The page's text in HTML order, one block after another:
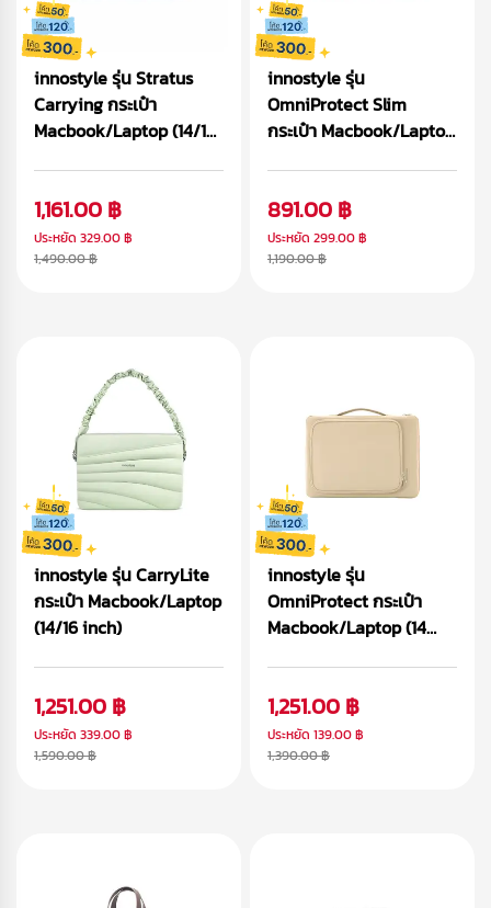
innostyle รุ่น Stratus
Carrying กระเป๋า
Macbook/Laptop (14/16
1,161.00 ฿
ประหยัด 329.00 ฿
1,490.00 ฿
innostyle รุ่น
OmniProtect Slim
กระเป๋า Macbook/Laptop
891.00 ฿
ประหยัด 299.00 ฿
1,190.00 ฿
innostyle รุ่น CarryLite
กระเป๋า Macbook/Laptop
(14/16 inch)
1,251.00 ฿
ประหยัด 339.00 ฿
1,590.00 ฿
innostyle รุ่น
OmniProtect กระเป๋า
Macbook/Laptop (14
1,251.00 ฿
ประหยัด 139.00 ฿
1,390.00 ฿